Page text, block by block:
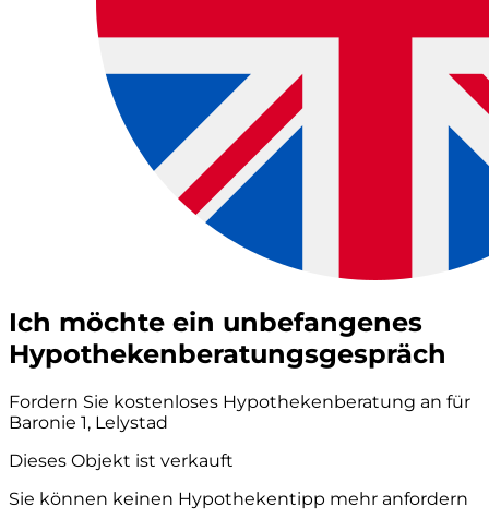
Ich möchte ein unbefangenes
Hypothekenberatungsgespräch
Fordern Sie kostenloses Hypothekenberatung an für
Baronie 1, Lelystad
Dieses Objekt ist verkauft
Sie können keinen Hypothekentipp mehr anfordern